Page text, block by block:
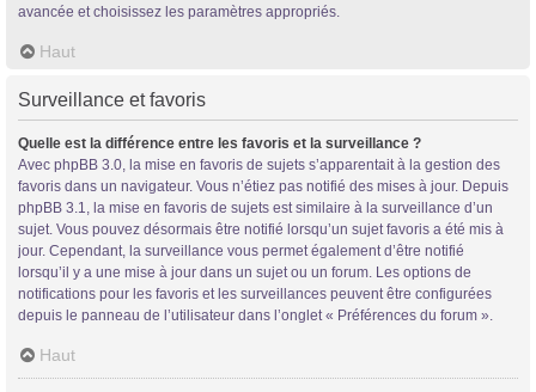
avancée et choisissez les paramètres appropriés.
Haut
Surveillance et favoris
Quelle est la différence entre les favoris et la surveillance ?
Avec phpBB 3.0, la mise en favoris de sujets s’apparentait à la gestion des
favoris dans un navigateur. Vous n’étiez pas notifié des mises à jour. Depuis
phpBB 3.1, la mise en favoris de sujets est similaire à la surveillance d’un
sujet. Vous pouvez désormais être notifié lorsqu’un sujet favoris a été mis à
jour. Cependant, la surveillance vous permet également d’être notifié
lorsqu’il y a une mise à jour dans un sujet ou un forum. Les options de
notifications pour les favoris et les surveillances peuvent être configurées
depuis le panneau de l’utilisateur dans l’onglet « Préférences du forum ».
Haut